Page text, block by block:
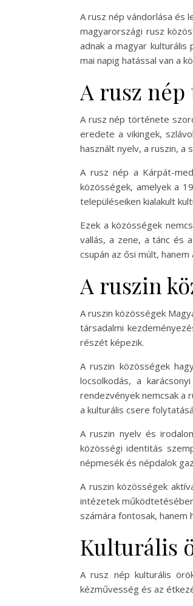
A rusz nép vándorlása és
magyarországi rusz
adnak a magyar
mai napig hatással van a
A rusz
A rusz nép története
eredete a vikingek,
használt nyelv, a ruszin, a
A rusz nép a Kárpát-
közösségek, amelyek a
településeiken kialakult
Ezek a közösségek
vallás, a zene, a tánc és
csupán az ősi múlt,
A ruszin
A ruszin közösségek
társadalmi
részét képezik.
A ruszin közösségek
locsolkodás, a
rendezvények nemcsak a
a kulturális csere
A ruszin nyelv és
közösségi identitás
népmesék és népdalok
A ruszin közösségek
intézetek
számára fontosak, hanem
Kulturális
A rusz nép kulturális
kézművesség és az